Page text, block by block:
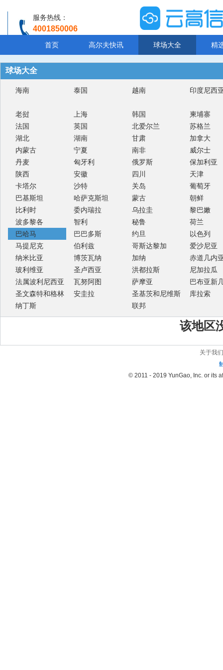
服务热线：
4001850006
首页 高尔夫快讯 球场大全 精
球场大全
海南 泰国 越南 印度尼西
老挝 上海 韩国
柬埔寨
法国
英国 北爱尔兰
苏格兰
湖北
湖南 甘肃
加拿大
内蒙古
宁夏 南非
威尔士
丹麦
匈牙利 俄罗斯
保加利亚
陕西
安徽 四川
天津
卡塔尔
沙特 关岛
葡萄牙
巴基斯坦
哈萨克斯坦 蒙古
朝鲜
比利时
委内瑞拉 乌拉圭
黎巴嫩
波多黎各
智利 秘鲁
荷兰
巴哈马
巴巴多斯 约旦
以色列
马提尼克
伯利兹 哥斯达黎加
爱沙尼亚
纳米比亚
博茨瓦纳 加纳
赤道几内
玻利维亚
圣卢西亚 洪都拉斯
尼加拉瓜
法属波利尼西亚
瓦努阿图 萨摩亚
巴布亚新
圣文森特和格林
纳丁斯
安圭拉
圣基茨和尼维斯
联邦
库拉索
该地区
关于我们
© 2011 - 2019 YunGao, Inc. or its